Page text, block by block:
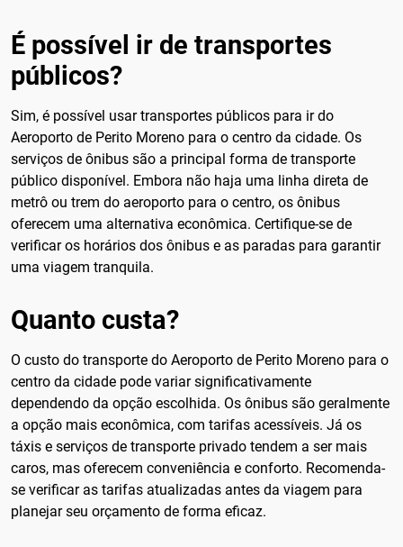
É possível ir de transportes
públicos?
Sim, é possível usar transportes públicos para ir do
Aeroporto de Perito Moreno para o centro da cidade. Os
serviços de ônibus são a principal forma de transporte
público disponível. Embora não haja uma linha direta de
metrô ou trem do aeroporto para o centro, os ônibus
oferecem uma alternativa econômica. Certifique-se de
verificar os horários dos ônibus e as paradas para garantir
uma viagem tranquila.
Quanto custa?
O custo do transporte do Aeroporto de Perito Moreno para o
centro da cidade pode variar significativamente
dependendo da opção escolhida. Os ônibus são geralmente
a opção mais econômica, com tarifas acessíveis. Já os
táxis e serviços de transporte privado tendem a ser mais
caros, mas oferecem conveniência e conforto. Recomenda-
se verificar as tarifas atualizadas antes da viagem para
planejar seu orçamento de forma eficaz.